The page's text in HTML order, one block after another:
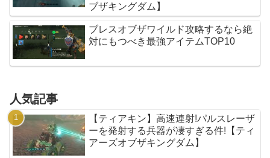
ブザキングダム】
ブレスオブザワイルド攻略するなら絶
対にもつべき最強アイテムTOP10
人気記事
【ティアキン】高速連射!パルスレーザ
ーを発射する兵器が凄すぎる件!【ティ
アーズオブザキングダム】